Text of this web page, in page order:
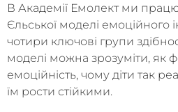
В Академії Емолект ми
Єльської моделі емоційного
чотири ключові групи
моделі можна зрозуміти, як
емоційність, чому діти так
їм рости стійкими.